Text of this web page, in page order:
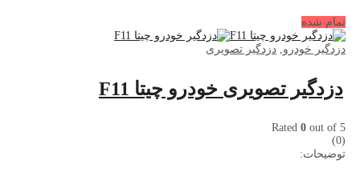
تمام شده
دزدگیر خودرو, دزدگیر تصویری
دزدگیر تصویری خودرو چیتا F11
Rated 0 out of 5
(0)
توضیحات: